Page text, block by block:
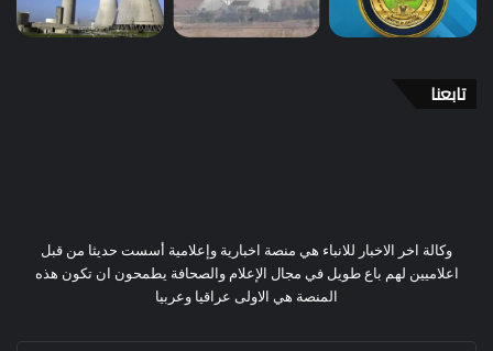
تابعنا
وكالة اخر الاخبار للانباء هي منصة اخبارية وإعلامية أسست حديثا من قبل
اعلاميين لهم باع طويل في مجال الإعلام والصحافة يطمحون ان تكون هذه
المنصة هي الاولى عراقيا وعربيا